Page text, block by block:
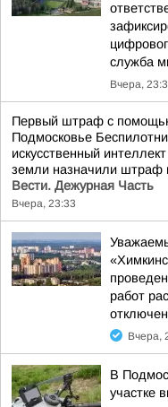
служба
Вчера,
Первый штраф с
Подмосковье
искусственный
земли назначили штраф
Вести. Дежурная Часть
Вчера, 23:33
работ
Вчера,
В
участке